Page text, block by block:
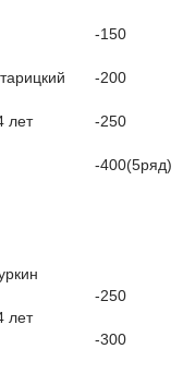
лет
-150
-200
-250
-400(5ряд)
лет
-250
-300